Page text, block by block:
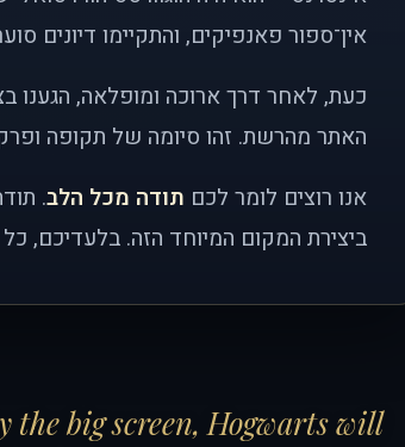
אין־ספור פאנפיקים, והתקיימו דיונים
כעת, לאחר דרך ארוכה ומופלאה, הגענו
האתר מהרשת. זהו סיומה של תקופה
אנו רוצים לומר לכם תודה מכל הלב.
ביצירת המקום המיוחד הזה. בלעדיכם,
the big screen, Hogwarts will